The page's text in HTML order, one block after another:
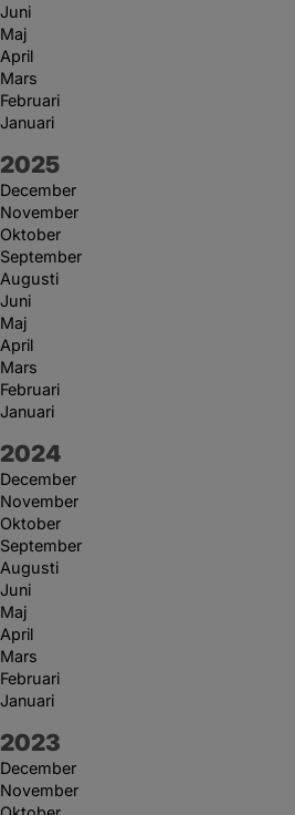
Juni
Maj
April
Mars
Februari
Januari
År:
2025
December
November
Oktober
September
Augusti
Juni
Maj
April
Mars
Februari
Januari
År:
2024
December
November
Oktober
September
Augusti
Juni
Maj
April
Mars
Februari
Januari
År:
2023
December
November